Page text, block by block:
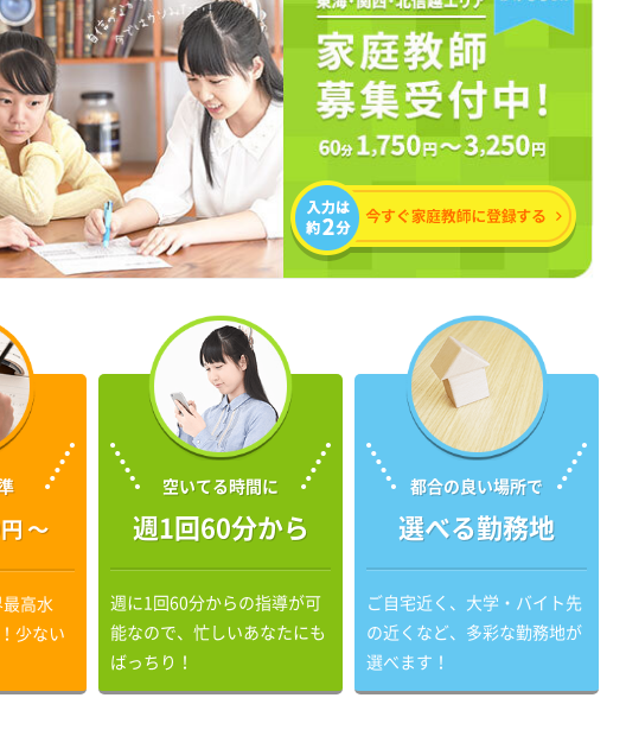
円 〜
高水
少ない
空いてる時間に
週1回60分から
週に1回60分からの指導が可
能なので、忙しいあなたにも
ばっちり！
都合の良い場所で
選べる勤務地
ご自宅近く、大学・バイト先
の近くなど、多彩な勤務地が
選べます！